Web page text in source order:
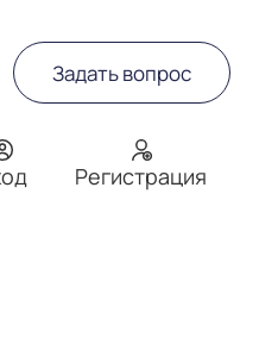
Задать вопрос
Регистрация